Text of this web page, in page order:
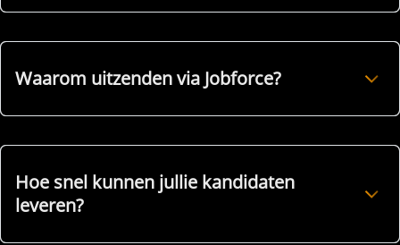
Waarom uitzenden via Jobforce?
Hoe snel kunnen jullie kandidaten
leveren?